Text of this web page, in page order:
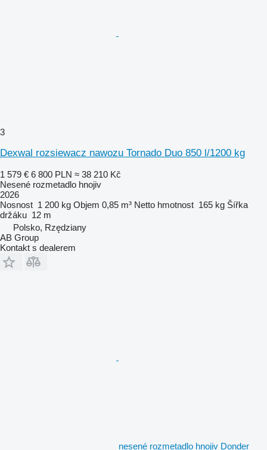
3
Dexwal rozsiewacz nawozu Tornado Duo 850 l/1200 kg
1 579 € 6 800 PLN ≈ 38 210 Kč
Nesené rozmetadlo hnojiv
2026
Nosnost 1 200 kg Objem 0,85 m³ Netto hmotnost 165 kg Šířka
držáku 12 m
Polsko, Rzędziany
AB Group
Kontakt s dealerem
nesené rozmetadlo hnojiv Donder